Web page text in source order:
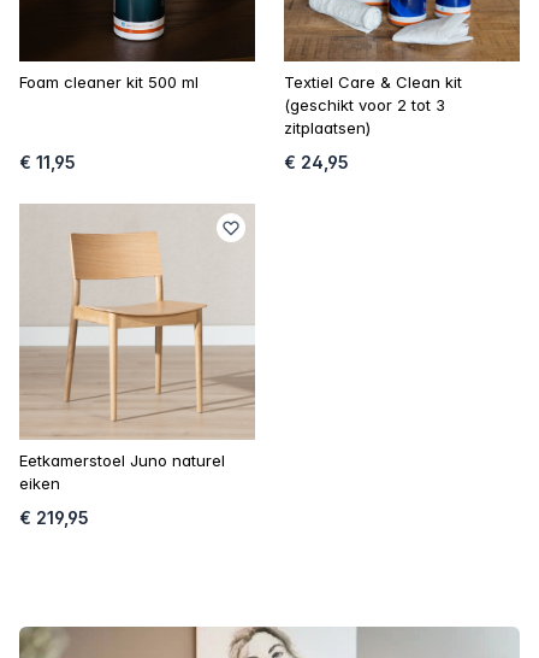
Foam cleaner kit 500 ml
€ 11,95
Textiel Care & Clean kit
(geschikt voor 2 tot 3
zitplaatsen)
€ 24,95
Eetkamerstoel Juno naturel
eiken
€ 219,95